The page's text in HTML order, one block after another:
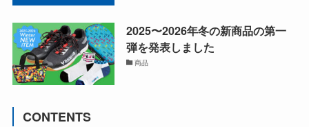
2025〜2026年冬の新商品の第一
弾を発表しました
商品
CONTENTS